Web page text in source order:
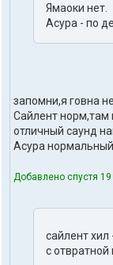
Ямаоки нет.
Асура - по
запомни,я говна
Сайлент норм,там
отличный саунд
Асура
Добавлено спустя 19
сайлент
с